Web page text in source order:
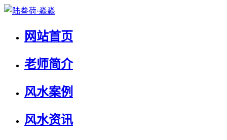
网站首页
老师简介
风水案例
风水资讯